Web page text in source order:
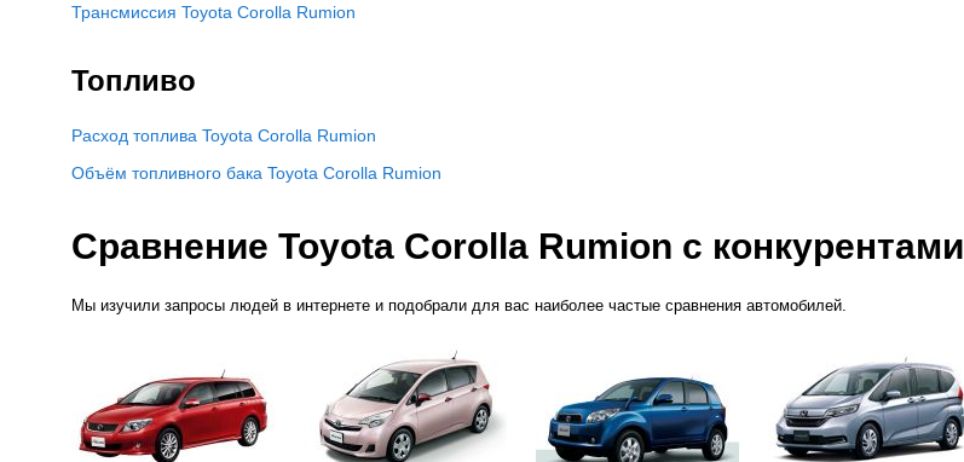
Трансмиссия Toyota Corolla Rumion
Топливо
Расход топлива Toyota Corolla Rumion
Объём топливного бака Toyota Corolla Rumion
Сравнение Toyota Corolla Rumion с конкурентами
Мы изучили запросы людей в интернете и подобрали для вас наиболее частые сравнения автомобилей.